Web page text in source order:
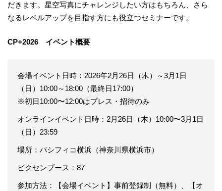
だきます。星空写真にチャレンジしたい方はもちろん、さら
なるレベルアップを目指す方にも役立つセミナーです。
CP+2026 イベント概要
会場イベント日時：2026年2月26日（木）～3月1日
（日）10:00～18:00（最終日17:00）
※初日10:00〜12:00はプレス・招待のみ
オンラインイベント日時：2月26日（木）10:00〜3月1日
（日）23:59
場所：パシフィコ横浜（神奈川県横浜市）
ビクセンブース：87
参加方法：【会場イベント】事前登録制（無料）、【オ